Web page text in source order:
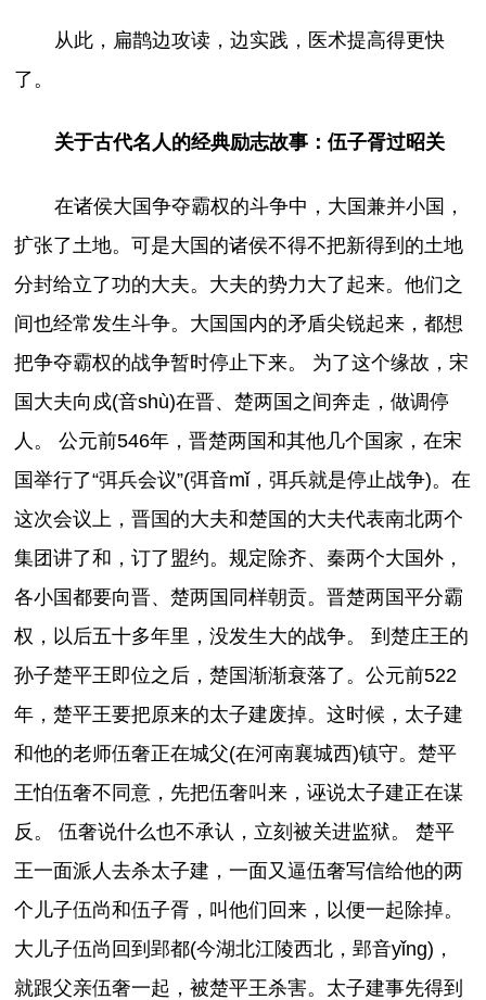
从此，扁鹊边攻读，边实践，医术提高得更快
了。
关于古代名人的经典励志故事：伍子胥过昭关
在诸侯大国争夺霸权的斗争中，大国兼并小国，
扩张了土地。可是大国的诸侯不得不把新得到的土地
分封给立了功的大夫。大夫的势力大了起来。他们之
间也经常发生斗争。大国国内的矛盾尖锐起来，都想
把争夺霸权的战争暂时停止下来。 为了这个缘故，宋
国大夫向戍(音shù)在晋、楚两国之间奔走，做调停
人。 公元前546年，晋楚两国和其他几个国家，在宋
国举行了“弭兵会议”(弭音mǐ，弭兵就是停止战争)。在
这次会议上，晋国的大夫和楚国的大夫代表南北两个
集团讲了和，订了盟约。规定除齐、秦两个大国外，
各小国都要向晋、楚两国同样朝贡。晋楚两国平分霸
权，以后五十多年里，没发生大的战争。 到楚庄王的
孙子楚平王即位之后，楚国渐渐衰落了。公元前522
年，楚平王要把原来的太子建废掉。这时候，太子建
和他的老师伍奢正在城父(在河南襄城西)镇守。楚平
王怕伍奢不同意，先把伍奢叫来，诬说太子建正在谋
反。 伍奢说什么也不承认，立刻被关进监狱。 楚平
王一面派人去杀太子建，一面又逼伍奢写信给他的两
个儿子伍尚和伍子胥，叫他们回来，以便一起除掉。
大儿子伍尚回到郢都(今湖北江陵西北，郢音yǐng)，
就跟父亲伍奢一起，被楚平王杀害。太子建事先得到